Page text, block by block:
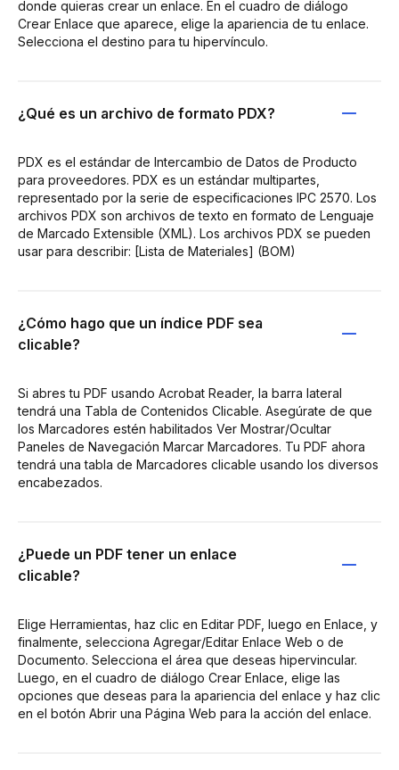
donde quieras crear un enlace. En el cuadro de diálogo
Crear Enlace que aparece, elige la apariencia de tu enlace.
Selecciona el destino para tu hipervínculo.
¿Qué es un archivo de formato PDX?
PDX es el estándar de Intercambio de Datos de Producto
para proveedores. PDX es un estándar multipartes,
representado por la serie de especificaciones IPC 2570. Los
archivos PDX son archivos de texto en formato de Lenguaje
de Marcado Extensible (XML). Los archivos PDX se pueden
usar para describir: [Lista de Materiales] (BOM)
¿Cómo hago que un índice PDF sea
clicable?
Si abres tu PDF usando Acrobat Reader, la barra lateral
tendrá una Tabla de Contenidos Clicable. Asegúrate de que
los Marcadores estén habilitados Ver Mostrar/Ocultar
Paneles de Navegación Marcar Marcadores. Tu PDF ahora
tendrá una tabla de Marcadores clicable usando los diversos
encabezados.
¿Puede un PDF tener un enlace
clicable?
Elige Herramientas, haz clic en Editar PDF, luego en Enlace, y
finalmente, selecciona Agregar/Editar Enlace Web o de
Documento. Selecciona el área que deseas hipervincular.
Luego, en el cuadro de diálogo Crear Enlace, elige las
opciones que deseas para la apariencia del enlace y haz clic
en el botón Abrir una Página Web para la acción del enlace.